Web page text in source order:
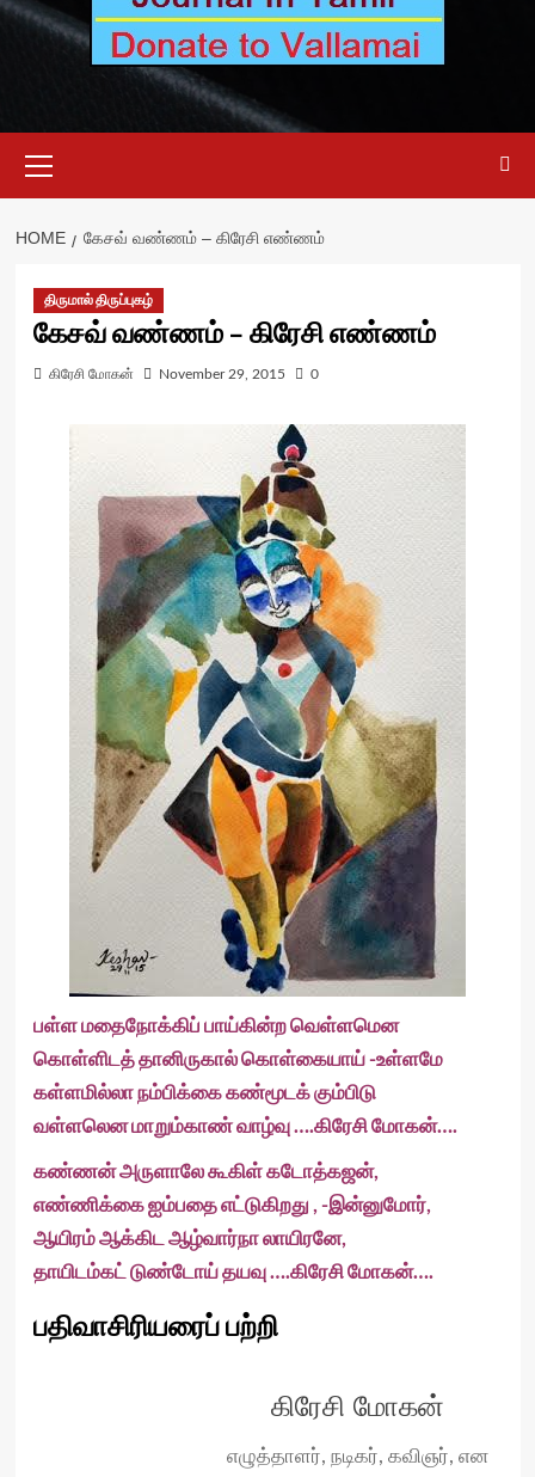
Menu
HOME கேசவ் வண்ணம் – கிரேசி எண்ணம்
திருமால் திருப்புகழ்
கேசவ் வண்ணம் – கிரேசி எண்ணம்
கிரேசி மோகன் November 29, 2015 0
பள்ள மதைநோக்கிப் பாய்கின்ற வெள்ளமென
கொள்ளிடத் தானிருகால் கொள்கையாய் -உள்ளமே
கள்ளமில்லா நம்பிக்கை கண்மூடக் கும்பிடு
வள்ளலென மாறும்காண் வாழ்வு ….கிரேசி மோகன்….
கண்ணன் அருளாலே கூகிள் கடோத்கஜன்,
எண்ணிக்கை ஐம்பதை எட்டுகிறது , -இன்னுமோர்,
ஆயிரம் ஆக்கிட ஆழ்வார்நா லாயிரனே,
தாயிடம்கட் டுண்டோய் தயவு ….கிரேசி மோகன்….
பதிவாசிரியரைப் பற்றி
கிரேசி மோகன்
எழுத்தாளர், நடிகர், கவிஞர், என